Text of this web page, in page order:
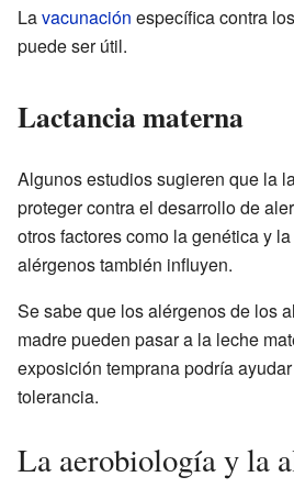
Lavacunación específica contra
puede ser útil.
Lactancia materna
Algunos estudios sugieren que la
proteger contra el desarrollo de
otros factores como la genética y
alérgenos también influyen.
Se sabe que los alérgenos de los
madre pueden pasar a la leche
exposición temprana podría
tolerancia.
La aerobiología y la